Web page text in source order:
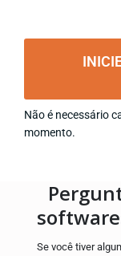
Não é necessário
momento.
Se você tiver